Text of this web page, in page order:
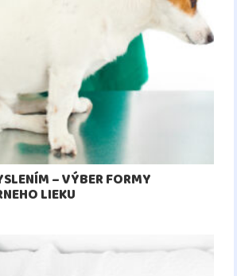
– VÝBER FORMY
LIEKU